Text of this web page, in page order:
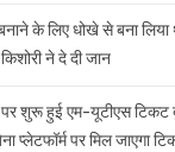
के लिए धोखे से बना
ने दे दी जान
शुरू हुई एम-यूटीएस टिकट
प्लेटफॉर्म पर मिल जाएगा